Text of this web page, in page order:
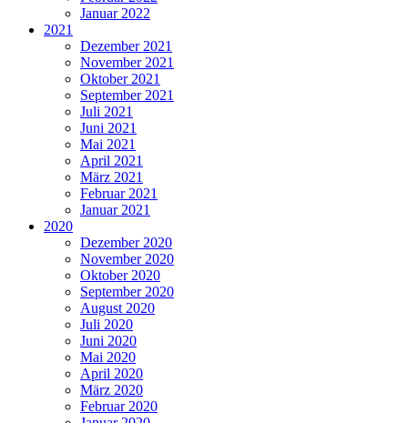
Januar 2022
2021
Dezember 2021
November 2021
Oktober 2021
September 2021
Juli 2021
Juni 2021
Mai 2021
April 2021
März 2021
Februar 2021
Januar 2021
2020
Dezember 2020
November 2020
Oktober 2020
September 2020
August 2020
Juli 2020
Juni 2020
Mai 2020
April 2020
März 2020
Februar 2020